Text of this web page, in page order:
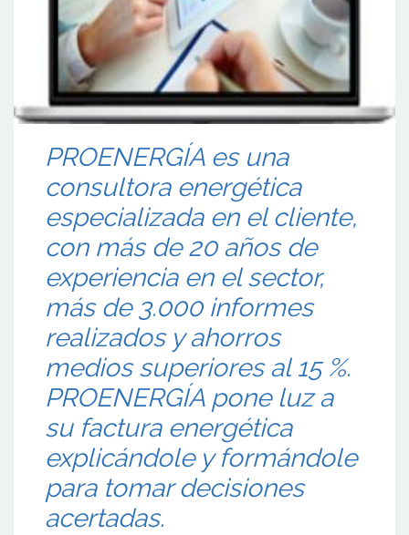
PROENERGÍA es una
consultora energética
especializada en el cliente,
con más de 20 años de
experiencia en el sector,
más de 3.000 informes
realizados y ahorros
medios superiores al 15 %.
PROENERGÍA pone luz a
su factura energética
explicándole y formándole
para tomar decisiones
acertadas.